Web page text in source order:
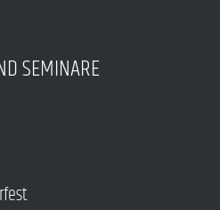
SEMINARE